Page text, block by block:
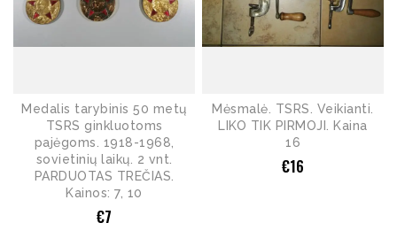
Medalis tarybinis 50 metų
TSRS ginkluotoms
pajėgoms. 1918-1968,
sovietinių laikų. 2 vnt.
PARDUOTAS TREČIAS.
Kainos: 7, 10
€7
Mėsmalė. TSRS. Veikianti.
LIKO TIK PIRMOJI. Kaina
16
€16